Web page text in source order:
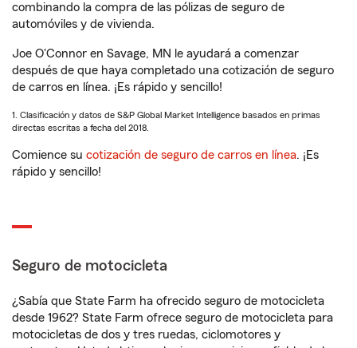
combinando la compra de las pólizas de seguro de
automóviles y de vivienda.
Joe O'Connor en Savage, MN le ayudará a comenzar
después de que haya completado una cotización de seguro
de carros en línea. ¡Es rápido y sencillo!
1. Clasificación y datos de S&P Global Market Intelligence basados en primas
directas escritas a fecha del 2018.
Comience su cotización de seguro de carros en línea. ¡Es
rápido y sencillo!
Seguro de motocicleta
¿Sabía que State Farm ha ofrecido seguro de motocicleta
desde 1962? State Farm ofrece seguro de motocicleta para
motocicletas de dos y tres ruedas, ciclomotores y